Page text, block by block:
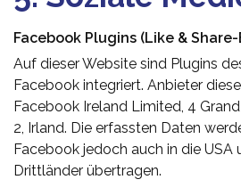
Facebook Plugins (Like &
Auf dieser Website sind Plugins
Facebook integriert. Anbieter
Facebook Ireland Limited, 4
2, Irland. Die erfassten Daten
Facebook jedoch auch in die USA
Drittländer übertragen.